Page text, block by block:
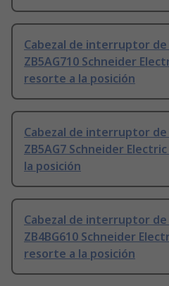
Cabezal de interruptor de
ZB5AG710 Schneider
resorte a la posición
Cabezal de interruptor de
ZB5AG7 Schneider
la posición
Cabezal de interruptor de
ZB4BG610 Schneider
resorte a la posición